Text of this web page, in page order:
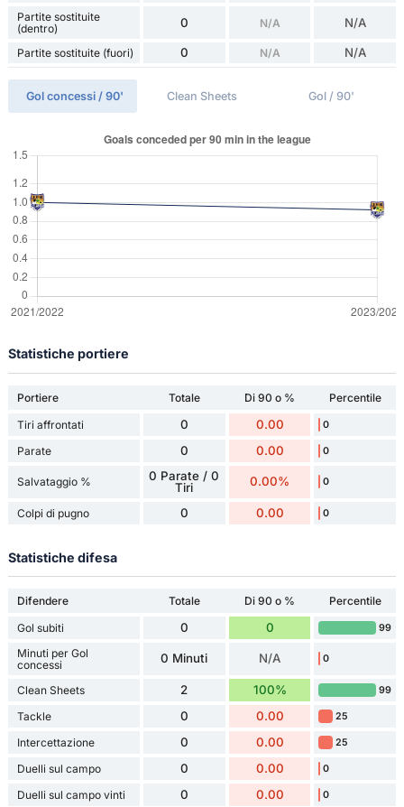
Partite sostituite
(dentro)
0 N/A N/A
Partite sostituite (fuori) 0 N/A N/A
Gol concessi / 90' Clean Sheets Gol / 90'
Statistiche portiere
Portiere Totale Di 90 o %
Percentile
Tiri affrontati
0 0.00 0
Parate 0 0.00 0
Salvataggio %
0 Parate / 0
Tiri
0.00% 0
Colpi di pugno 0 0.00 0
Statistiche difesa
Difendere Totale Di 90 o %
Percentile
Gol subiti
0 0 99
Minuti per Gol
concessi
0 Minuti N/A 0
Clean Sheets 2 100% 99
Tackle 0 0.00 25
Intercettazione 0 0.00 25
Duelli sul campo 0 0.00 0
Duelli sul campo vinti 0 0.00 0